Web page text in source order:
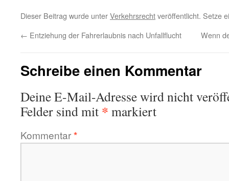
Dieser Beitrag wurde unterVerkehrsrechtveröffentlicht. Setze
← Entziehung der Fahrerlaubnis nach Unfallflucht Wenn
Schreibe einen Kommentar
Deine E-Mail-Adresse wird nicht
Felder sind mit * markiert
Kommentar*